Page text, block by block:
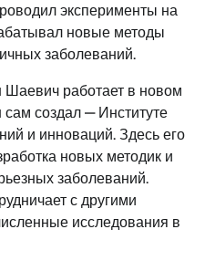
эксперименты на
новые методы
заболеваний.
работает в новом
создал — Институте
и инноваций. Здесь его
новых методик и
заболеваний.
с другими
исследования в